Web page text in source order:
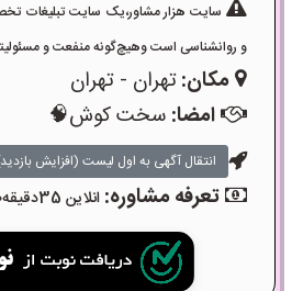
سایت هزار مشاور،یک سایت تبلیغات
و روانشناسی است وهیچ‌گونه منفعت و
مکان:تهران - تهران
امضا: سخت کوش🧠
انتقال آگهی به اول لیست (افزایش
تعرفه مشاوره: انلاین 35دقیقه۴۵۰۰۰تومان